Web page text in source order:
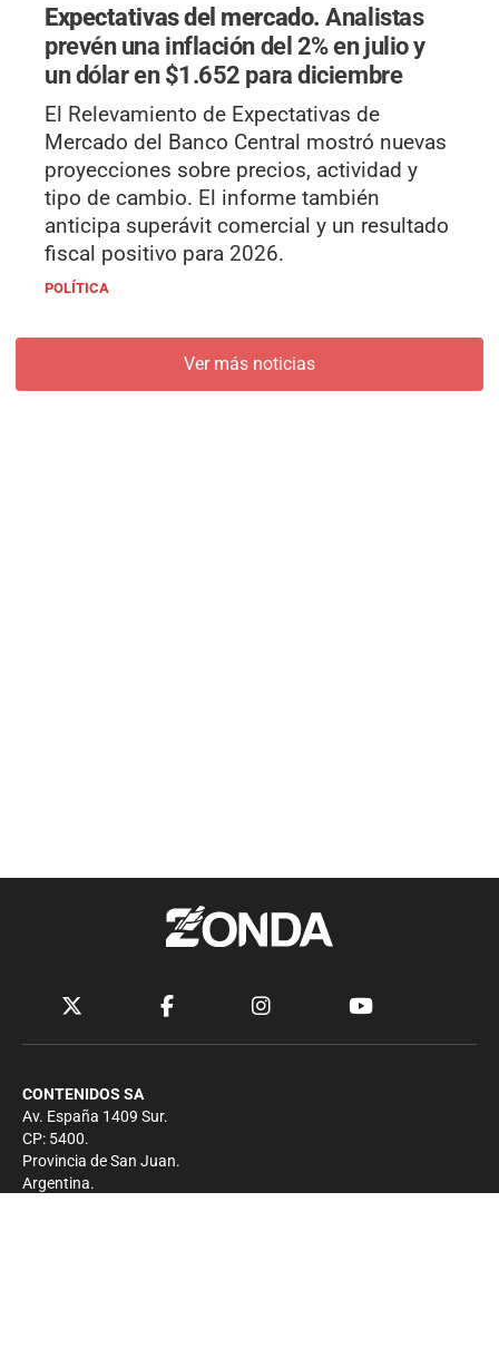
Expectativas del mercado.Analistas
prevén una inflación del 2% en julio y
un dólar en $1.652 para diciembre
El Relevamiento de Expectativas de
Mercado del Banco Central mostró nuevas
proyecciones sobre precios, actividad y
tipo de cambio. El informe también
anticipa superávit comercial y un resultado
fiscal positivo para 2026.
POLÍTICA
Ver más noticias
CONTENIDOS SA
Av. España 1409 Sur.
CP: 5400.
Provincia de San Juan.
Argentina.